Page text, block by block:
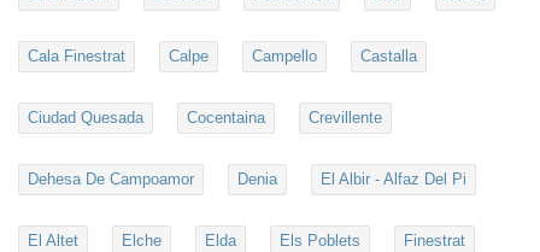
Cala Finestrat Calpe Campello Castalla
Ciudad Quesada Cocentaina Crevillente
Dehesa De Campoamor Denia El Albir - Alfaz Del Pi
El Altet Elche Elda Els Poblets Finestrat